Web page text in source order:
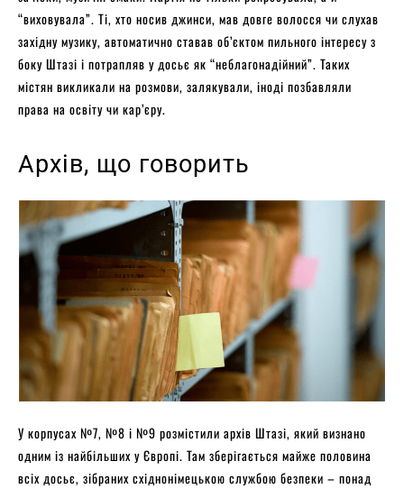
“виховувала”. Ті, хто носив джинси, мав довге волосся чи слухав
західну музику, автоматично ставав об’єктом пильного інтересу з
боку Штазі і потрапляв у досьє як “неблагонадійний”. Таких
містян викликали на розмови, залякували, іноді позбавляли
права на освіту чи кар’єру.
Архів, що говорить
У корпусах №7, №8 і №9 розмістили архів Штазі, який визнано
одним із найбільших у Європі. Там зберігається майже половина
всіх досьє, зібраних східнонімецькою службою безпеки – понад